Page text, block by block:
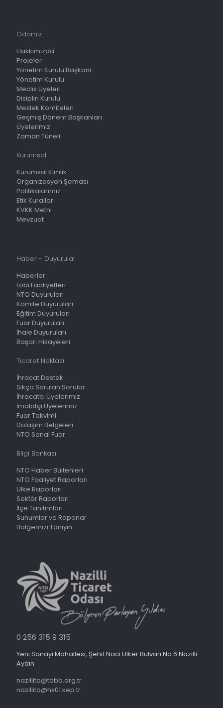
Odamız
Hakkımızda
Projeler
Yönetim Kurulu Başkanı
Yönetim Kurulu
Meclis Üyeleri
Disiplin Kurulu
Meslek Komiteleri
Geçmiş Dönem Başkanları
Üyelerimiz
Zaman Tüneli
Kurumsal
Kurumsal Kimlik
Organizasyon Şeması
Politikalarımız
Etik Kurallar
KVKK Metni
Mevzuat
Haber - Duyurular
Haberler
Lobi Faaliyetleri
NTO Duyuruları
Komite Duyuruları
Eğitim Duyuruları
Fuar Duyuruları
İhale Duyuruları
Başarı Hikayeleri
Ticaret Noktası
İhracat Destek
Sıkça Sorulan Sorular
İhracatçı Üyelerimiz
İmalatçı Üyelerimiz
Fuar Takvimi
Dolaşım Belgeleri
NTO Sanal Fuar
Bilgi Bankası
NTO Haber Bültenleri
NTO Faaliyet Raporları
Ülke Raporları
Sektör Raporları
İlçe Tanıtımları
Sunumlar ve Raporlar
Bölgemizi Tanıyın
0 256 315 9 315
Yeni Sanayi Mahallesi, Şehit Naci Ülker Bulvarı No:6 Nazilli
Aydın
nazillito@tobb.org.tr
nazillito@hs01.kep.tr